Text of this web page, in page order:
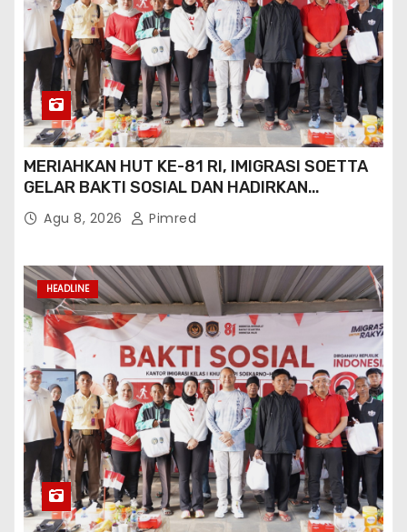
MERIAHKAN HUT KE-81 RI, IMIGRASI SOETTA
GELAR BAKTI SOSIAL DAN HADIRKAN
LAYANAN PASPOR DI AKHIR PEKAN
Agu 8, 2026 Pimred
HEADLINE